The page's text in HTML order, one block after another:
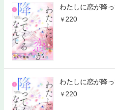
わたしに恋が降
220
わたしに恋が降
220